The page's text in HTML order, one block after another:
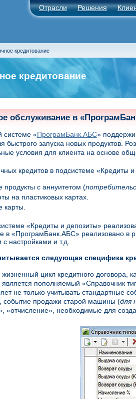
Отрасли Решения
кредитование
кредитование
обслуживание в
системе «ПрограмБанк.АБС»
быстрого запуска новых продуктов.
условия для клиента на основе
кредитов в подсистеме «Кредиты
продукты с аннуитетом (
на пластиковых картах.
карты.
«Кредиты и депозиты»
в «ПрограмБанк.АБС» реализовано в
с настройками и т.д.
следующая специфика
жизненный цикл кредитного договора,
пополняемый «Справочник
не только учитывать стандартные
событие продажи старой машины (для
«отчисление», необходимые для